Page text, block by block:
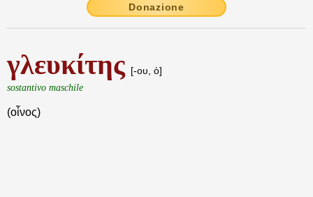
Donazione
γλευκίτης [-ου, ὁ]
sostantivo maschile
(οἶνος)